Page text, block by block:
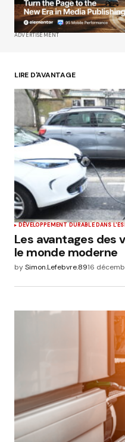
Your E-mail*
Submit Comment
ADVERTISEMENT
LIRE D'AVANTAGE
DÉVELOPPEMENT DURABLE DANS
Les avantages des
le monde moderne
bySimon.Lefebvre.8916